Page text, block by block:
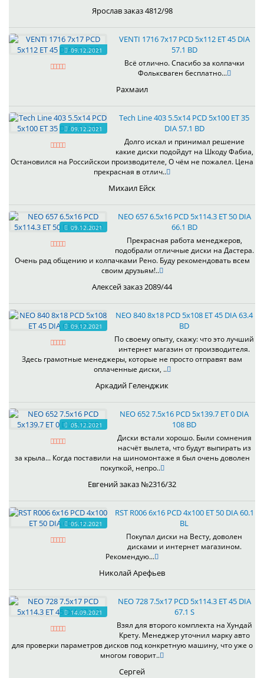
Ярослав заказ 4812/98
09.12.2021
VENTI 1716 7x17 PCD 5x112 ET 45 DIA
57.1 BD
Всё отлично. Спасибо за колпачки
Фольксваген бесплатно...
Рахмаил
09.12.2021
Tech Line 403 5.5x14 PCD 5x100 ET 35
DIA 57.1 BD
Долго искал и принимал решение
какие диски подойдут на Шкоду Фабиа,
Остановился на Российскои производителе, О чём не пожалел. Цена
прекрасная в отлич..
Михаил Ейск
09.12.2021
NEO 657 6.5x16 PCD 5x114.3 ET 50 DIA
66.1 BD
Прекрасная работа менеджеров,
подобрали отличные диски на Дастера.
Очень рад общению и колпачками Рено. Буду рекомендовать всем
своим друзьям!..
Алексей заказ 2089/44
09.12.2021
NEO 840 8x18 PCD 5x108 ET 45 DIA 63.4
BD
По своему опыту, скажу: что это лучший
интернет магазин от производителя.
Здесь грамотные менеджеры, которые не просто отправят вам
оплаченные диски, ..
Аркадий Геленджик
05.12.2021
NEO 652 7.5x16 PCD 5x139.7 ET 0 DIA
108 BD
Диски встали хорошо. Были сомнения
насчёт вылета, что будут выпирать из
за крыла... Когда поставили на шиномонтаже я был очень доволен
покупкой, непро..
Евгений заказ №2316/32
05.12.2021
RST R006 6x16 PCD 4x100 ET 50 DIA 60.1
BL
Покупал диски на Весту, доволен
дисками и интернет магазином.
Рекомендую...
Николай Арефьев
14.09.2021
NEO 728 7.5x17 PCD 5x114.3 ET 45 DIA
67.1 S
Взял для второго комплекта на Хундай
Крету. Менеджер уточнил марку авто
для проверки параметров дисков под конкретную машину, что уже о
многом говорит..
Сергей